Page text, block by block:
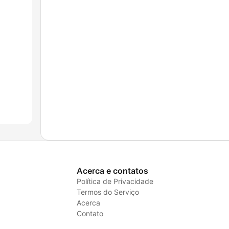
Acerca e contatos
Política de Privacidade
Termos do Serviço
Acerca
Contato